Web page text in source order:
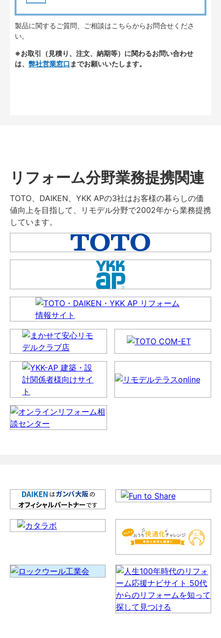
製品に関するご質問、ご相談はこちらからお問合せくださ
い。
※お取引（見積り、注文、納期等）に関わるお問い合わせ
は、 弊社営業窓口 までお願いいたします。
リフォーム分野業務提携関連
TOTO、DAIKEN、YKK APの3社はお客様の暮らしの価
値向上を目指して、リモデル分野で2002年から業務提携
しています。